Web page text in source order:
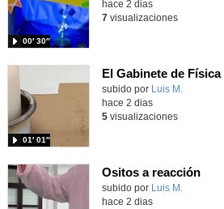
00′ 30″
hace 2 dias
7visualizaciones
Contenido educativo.
subido por Luis M.
01′ 01″
hace 2 dias
5visualizaciones
Ositos a reacción
Contenido educativo.
subido por Luis M.
hace 2 dias